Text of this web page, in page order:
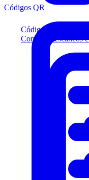
Códigos QR
Convierta escaneos
Códigos QR